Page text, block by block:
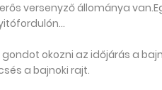
versenyző állománya
okozni az időjárás a
a bajnoki rajt.